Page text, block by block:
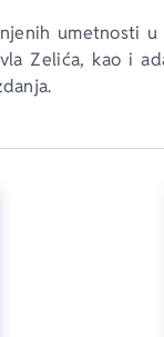
umetnosti
Zelića, kao i